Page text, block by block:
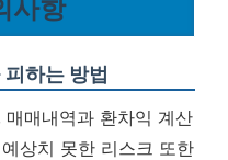
사항
하는 방법
매내역과 환차익 계산
상치 못한 리스크 또한